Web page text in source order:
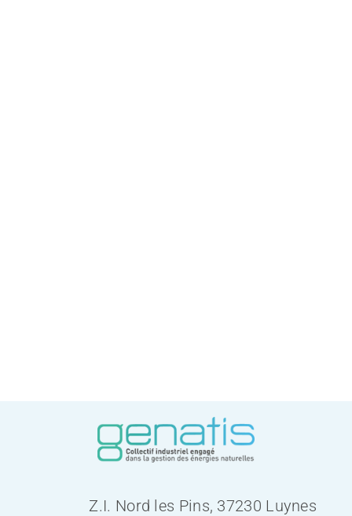
Z.I. Nord les Pins, 37230 Luynes